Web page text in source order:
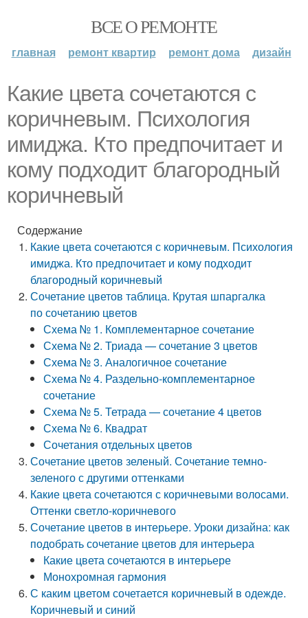
ВСЕ О РЕМОНТЕ
главная ремонт квартир ремонт дома дизайн
Какие цвета сочетаются с
коричневым. Психология
имиджа. Кто предпочитает и
кому подходит благородный
коричневый
Содержание
Какие цвета сочетаются с коричневым. Психология
имиджа. Кто предпочитает и кому подходит
благородный коричневый
Сочетание цветов таблица. Крутая шпаргалка
по сочетанию цветов
Схема № 1. Комплементарное сочетание
Схема № 2. Триада — сочетание 3 цветов
Схема № 3. Аналогичное сочетание
Схема № 4. Раздельно-комплементарное
сочетание
Схема № 5. Тетрада — сочетание 4 цветов
Схема № 6. Квадрат
Сочетания отдельных цветов
Сочетание цветов зеленый. Сочетание темно-
зеленого с другими оттенками
Какие цвета сочетаются с коричневыми волосами.
Оттенки светло-коричневого
Сочетание цветов в интерьере. Уроки дизайна: как
подобрать сочетание цветов для интерьера
Какие цвета сочетаются в интерьере
Монохромная гармония
С каким цветом сочетается коричневый в одежде.
Коричневый и синий